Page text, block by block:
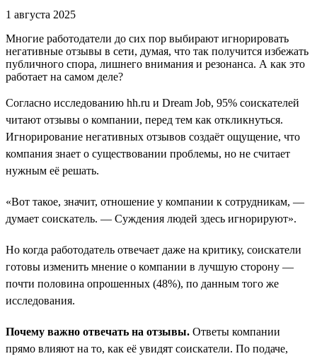
1 августа 2025
Многие работодатели до сих пор выбирают игнорировать
негативные отзывы в сети, думая, что так получится избежать
публичного спора, лишнего внимания и резонанса. А как это
работает на самом деле?
Согласно исследованию hh.ru и Dream Job, 95% соискателей
читают отзывы о компании, перед тем как откликнуться.
Игнорирование негативных отзывов создаёт ощущение, что
компания знает о существовании проблемы, но не считает
нужным её решать.
«Вот такое, значит, отношение у компании к сотрудникам, —
думает соискатель. — Суждения людей здесь игнорируют».
Но когда работодатель отвечает даже на критику, соискатели
готовы изменить мнение о компании в лучшую сторону —
почти половина опрошенных (48%), по данным того же
исследования.
Почему важно отвечать на отзывы. Ответы компании
прямо влияют на то, как её увидят соискатели. По подаче,